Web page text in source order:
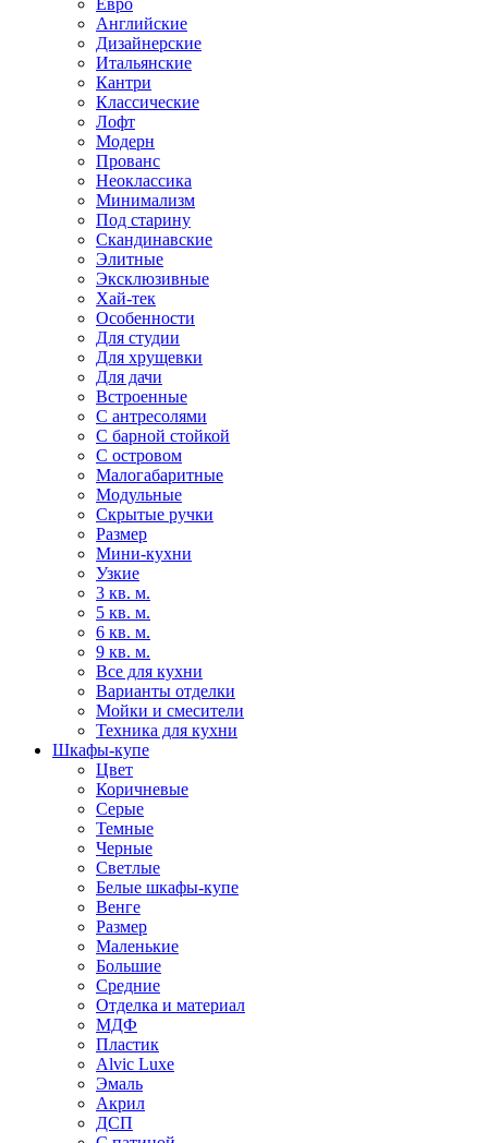
Евро
Английские
Дизайнерские
Итальянские
Кантри
Классические
Лофт
Модерн
Прованс
Неоклассика
Минимализм
Под старину
Скандинавские
Элитные
Эксклюзивные
Хай-тек
Особенности
Для студии
Для хрущевки
Для дачи
Встроенные
С антресолями
С барной стойкой
С островом
Малогабаритные
Модульные
Скрытые ручки
Размер
Мини-кухни
Узкие
3 кв. м.
5 кв. м.
6 кв. м.
9 кв. м.
Все для кухни
Варианты отделки
Мойки и смесители
Техника для кухни
Шкафы-купе
Цвет
Коричневые
Серые
Темные
Черные
Светлые
Белые шкафы-купе
Венге
Размер
Маленькие
Большие
Средние
Отделка и материал
МДФ
Пластик
Alvic Luxe
Эмаль
Акрил
ДСП